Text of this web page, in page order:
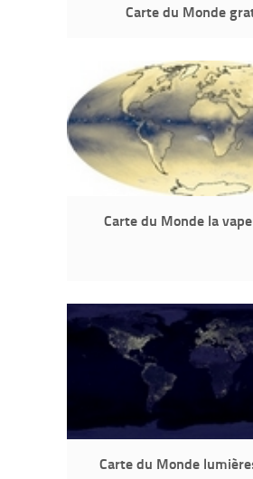
Carte du Monde
Carte du Monde la
Carte du Monde